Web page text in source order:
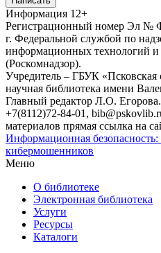
Информация 12+
Регистрационный номер Эл №
г. Федеральной службой по
информационных технологий
(Роскомнадзор).
Учредитель – ГБУК «Псковская
научная библиотека имени
Главный редактор Л.О.
+7(8112)72-84-01,
материалов прямая ссылка на
Информационная безопасность:
кибермошенников
Меню
О библиотеке
Электронная библиотека
Услуги
Ресурсы
Каталоги